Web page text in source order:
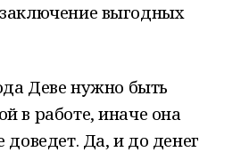
выгодных
Деве нужно быть
в работе, иначе она
доведет. Да, и до денег